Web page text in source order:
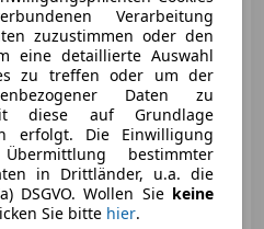
Benzin 85 kW (116 PS)
Verarbeitung
zuzustimmen oder den
eine detaillierte Auswahl
zu treffen oder um der
Daten zu
diese auf Grundlage
erfolgt. Die Einwilligung
bestimmter
in Drittländer, u.a. die
DSGVO. Wollen Sie keine
Sie bitte hier.